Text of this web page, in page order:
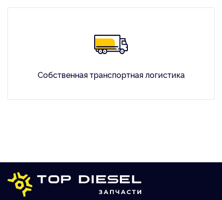
Собственная транспортная логистика